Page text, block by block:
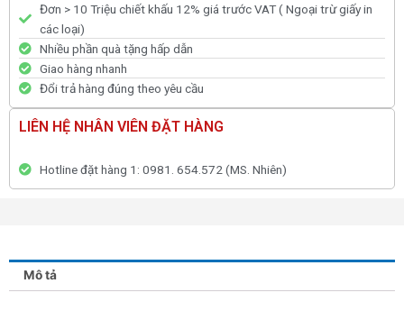
Đơn > 10 Triệu chiết khấu 12% giá trước VAT ( Ngoại trừ giấy in
các loại)
Nhiều phần quà tặng hấp dẫn
Giao hàng nhanh
Đổi trả hàng đúng theo yêu cầu
LIÊN HỆ NHÂN VIÊN ĐẶT HÀNG
Hotline đặt hàng 1: 0981. 654.572 (MS. Nhiên)
Mô tả